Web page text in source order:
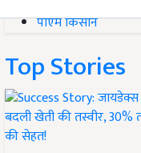
पीएम किसान
Top Stories